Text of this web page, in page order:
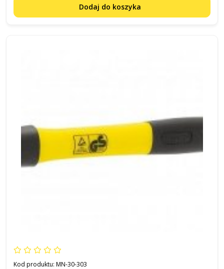
Dodaj do koszyka
Kod produktu: MN-30-303